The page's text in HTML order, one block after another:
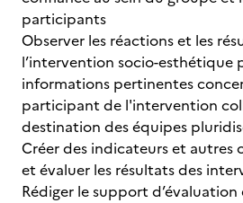
participants
Observer les réactions et les
l’intervention socio-esthétique
informations pertinentes
participant de l'intervention
destination des équipes
Créer des indicateurs et autres
et évaluer les résultats des
Rédiger le support